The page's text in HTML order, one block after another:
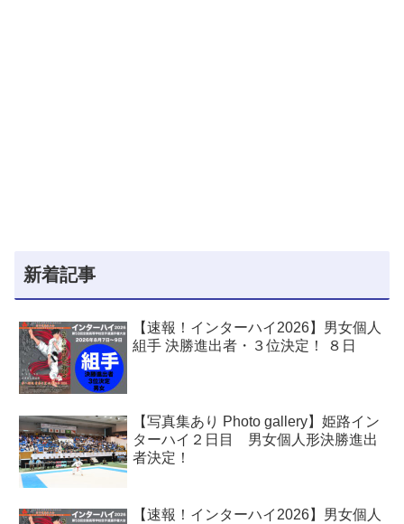
新着記事
【速報！インターハイ2026】男女個人
組手 決勝進出者・３位決定！ ８日
【写真集あり Photo gallery】姫路イン
ターハイ２日目 男女個人形決勝進出
者決定！
【速報！インターハイ2026】男女個人